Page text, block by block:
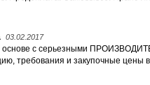
03.02.2017
основе с серьезными
требования и закупочные цены